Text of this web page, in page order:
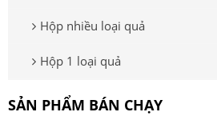
Hộp nhiều loại quả
Hộp 1 loại quả
SẢN PHẨM BÁN CHẠY